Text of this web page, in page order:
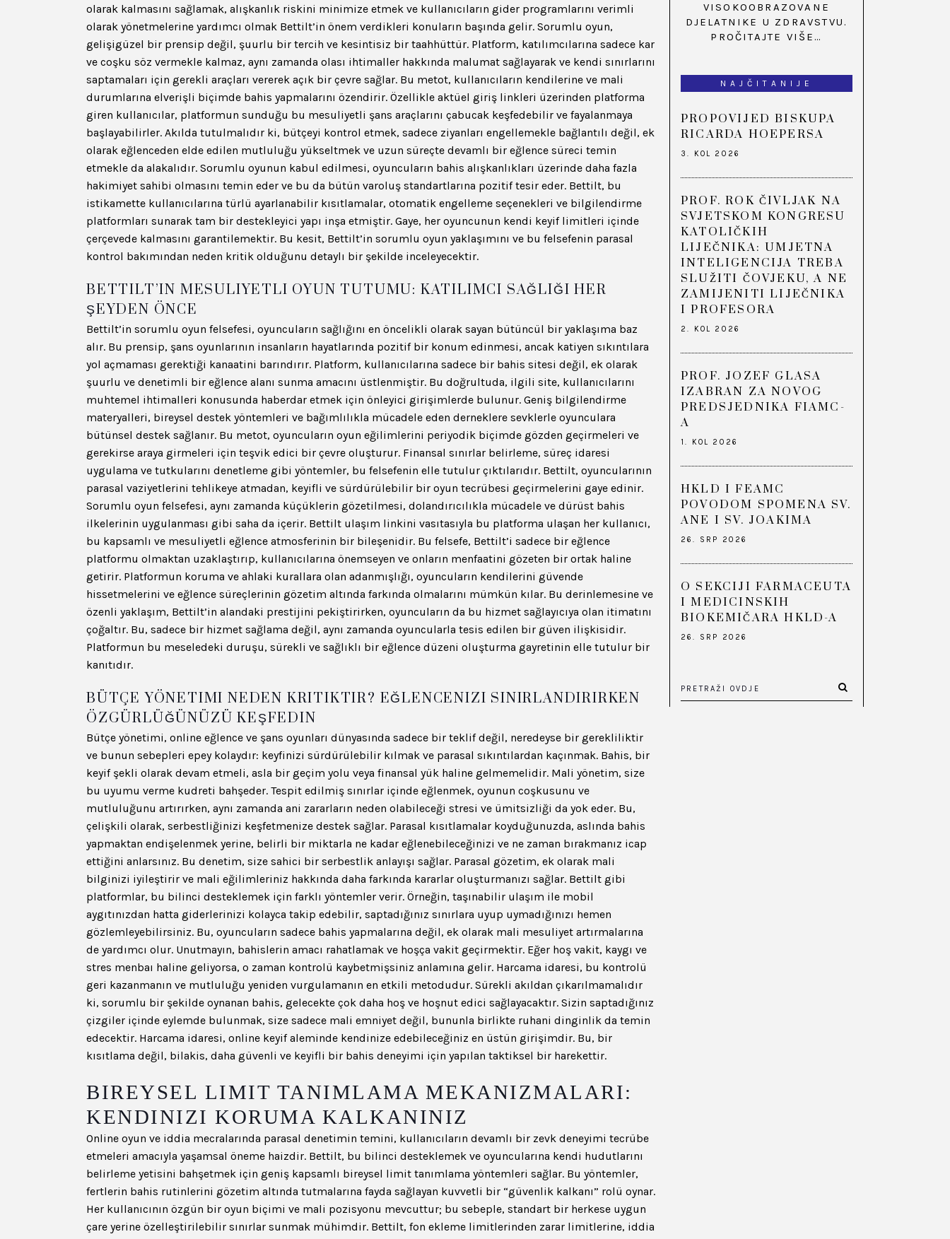
olarak kalmasını sağlamak, alışkanlık riskini minimize etmek ve kullanıcıların gider programlarını verimli
olarak yönetmelerine yardımcı olmak Bettilt’in önem verdikleri konuların başında gelir. Sorumlu oyun,
gelişigüzel bir prensip değil, şuurlu bir tercih ve kesintisiz bir taahhüttür. Platform, katılımcılarına sadece kar
ve coşku söz vermekle kalmaz, aynı zamanda olası ihtimaller hakkında malumat sağlayarak ve kendi sınırlarını
saptamaları için gerekli araçları vererek açık bir çevre sağlar. Bu metot, kullanıcıların kendilerine ve mali
durumlarına elverişli biçimde bahis yapmalarını özendirir. Özellikle aktüel giriş linkleri üzerinden platforma
giren kullanıcılar, platformun sunduğu bu mesuliyetli şans araçlarını çabucak keşfedebilir ve fayalanmaya
başlayabilirler. Akılda tutulmalıdır ki, bütçeyi kontrol etmek, sadece ziyanları engellemekle bağlantılı değil, ek
olarak eğlenceden elde edilen mutluluğu yükseltmek ve uzun süreçte devamlı bir eğlence süreci temin
etmekle da alakalıdır. Sorumlu oyunun kabul edilmesi, oyuncuların bahis alışkanlıkları üzerinde daha fazla
hakimiyet sahibi olmasını temin eder ve bu da bütün varoluş standartlarına pozitif tesir eder. Bettilt, bu
istikamette kullanıcılarına türlü ayarlanabilir kısıtlamalar, otomatik engelleme seçenekleri ve bilgilendirme
platformları sunarak tam bir destekleyici yapı inşa etmiştir. Gaye, her oyuncunun kendi keyif limitleri içinde
çerçevede kalmasını garantilemektir. Bu kesit, Bettilt’in sorumlu oyun yaklaşımını ve bu felsefenin parasal
kontrol bakımından neden kritik olduğunu detaylı bir şekilde inceleyecektir.
BETTILT’IN MESULIYETLI OYUN TUTUMU: KATILIMCI SAĞLIĞI HER
ŞEYDEN ÖNCE
Bettilt’in sorumlu oyun felsefesi, oyuncuların sağlığını en öncelikli olarak sayan bütüncül bir yaklaşıma baz
alır. Bu prensip, şans oyunlarının insanların hayatlarında pozitif bir konum edinmesi, ancak katiyen sıkıntılara
yol açmaması gerektiği kanaatini barındırır. Platform, kullanıcılarına sadece bir bahis sitesi değil, ek olarak
şuurlu ve denetimli bir eğlence alanı sunma amacını üstlenmiştir. Bu doğrultuda, ilgili site, kullanıcılarını
muhtemel ihtimalleri konusunda haberdar etmek için önleyici girişimlerde bulunur. Geniş bilgilendirme
materyalleri, bireysel destek yöntemleri ve bağımlılıkla mücadele eden derneklere sevklerle oyunculara
bütünsel destek sağlanır. Bu metot, oyuncuların oyun eğilimlerini periyodik biçimde gözden geçirmeleri ve
gerekirse araya girmeleri için teşvik edici bir çevre oluşturur. Finansal sınırlar belirleme, süreç idaresi
uygulama ve tutkularını denetleme gibi yöntemler, bu felsefenin elle tutulur çıktılarıdır. Bettilt, oyuncularının
parasal vaziyetlerini tehlikeye atmadan, keyifli ve sürdürülebilir bir oyun tecrübesi geçirmelerini gaye edinir.
Sorumlu oyun felsefesi, aynı zamanda küçüklerin gözetilmesi, dolandırıcılıkla mücadele ve dürüst bahis
ilkelerinin uygulanması gibi saha da içerir. Bettilt ulaşım linkini vasıtasıyla bu platforma ulaşan her kullanıcı,
bu kapsamlı ve mesuliyetli eğlence atmosferinin bir bileşenidir. Bu felsefe, Bettilt’i sadece bir eğlence
platformu olmaktan uzaklaştırıp, kullanıcılarına önemseyen ve onların menfaatini gözeten bir ortak haline
getirir. Platformun koruma ve ahlaki kurallara olan adanmışlığı, oyuncuların kendilerini güvende
hissetmelerini ve eğlence süreçlerinin gözetim altında farkında olmalarını mümkün kılar. Bu derinlemesine ve
özenli yaklaşım, Bettilt’in alandaki prestijini pekiştirirken, oyuncuların da bu hizmet sağlayıcıya olan itimatını
çoğaltır. Bu, sadece bir hizmet sağlama değil, aynı zamanda oyuncularla tesis edilen bir güven ilişkisidir.
Platformun bu meseledeki duruşu, sürekli ve sağlıklı bir eğlence düzeni oluşturma gayretinin elle tutulur bir
kanıtıdır.
BÜTÇE YÖNETIMI NEDEN KRITIKTIR? EĞLENCENIZI SINIRLANDIRIRKEN
ÖZGÜRLÜĞÜNÜZÜ KEŞFEDIN
Bütçe yönetimi, online eğlence ve şans oyunları dünyasında sadece bir teklif değil, neredeyse bir gerekliliktir
ve bunun sebepleri epey kolaydır: keyfinizi sürdürülebilir kılmak ve parasal sıkıntılardan kaçınmak. Bahis, bir
keyif şekli olarak devam etmeli, asla bir geçim yolu veya finansal yük haline gelmemelidir. Mali yönetim, size
bu uyumu verme kudreti bahşeder. Tespit edilmiş sınırlar içinde eğlenmek, oyunun coşkusunu ve
mutluluğunu artırırken, aynı zamanda ani zararların neden olabileceği stresi ve ümitsizliği da yok eder. Bu,
çelişkili olarak, serbestliğinizi keşfetmenize destek sağlar. Parasal kısıtlamalar koyduğunuzda, aslında bahis
yapmaktan endişelenmek yerine, belirli bir miktarla ne kadar eğlenebileceğinizi ve ne zaman bırakmanız icap
ettiğini anlarsınız. Bu denetim, size sahici bir serbestlik anlayışı sağlar. Parasal gözetim, ek olarak mali
bilginizi iyileştirir ve mali eğilimleriniz hakkında daha farkında kararlar oluşturmanızı sağlar. Bettilt gibi
platformlar, bu bilinci desteklemek için farklı yöntemler verir. Örneğin, taşınabilir ulaşım ile mobil
aygıtınızdan hatta giderlerinizi kolayca takip edebilir, saptadığınız sınırlara uyup uymadığınızı hemen
gözlemleyebilirsiniz. Bu, oyuncuların sadece bahis yapmalarına değil, ek olarak mali mesuliyet artırmalarına
de yardımcı olur. Unutmayın, bahislerin amacı rahatlamak ve hoşça vakit geçirmektir. Eğer hoş vakit, kaygı ve
stres menbaı haline geliyorsa, o zaman kontrolü kaybetmişsiniz anlamına gelir. Harcama idaresi, bu kontrolü
geri kazanmanın ve mutluluğu yeniden vurgulamanın en etkili metodudur. Sürekli akıldan çıkarılmamalıdır
ki, sorumlu bir şekilde oynanan bahis, gelecekte çok daha hoş ve hoşnut edici sağlayacaktır. Sizin saptadığınız
çizgiler içinde eylemde bulunmak, size sadece mali emniyet değil, bununla birlikte ruhani dinginlik da temin
edecektir. Harcama idaresi, online keyif aleminde kendinize edebileceğiniz en üstün girişimdir. Bu, bir
kısıtlama değil, bilakis, daha güvenli ve keyifli bir bahis deneyimi için yapılan taktiksel bir harekettir.
BIREYSEL LIMIT TANIMLAMA MEKANIZMALARI:
KENDINIZI KORUMA KALKANINIZ
Online oyun ve iddia mecralarında parasal denetimin temini, kullanıcıların devamlı bir zevk deneyimi tecrübe
etmeleri amacıyla yaşamsal öneme haizdir. Bettilt, bu bilinci desteklemek ve oyuncularına kendi hudutlarını
belirleme yetisini bahşetmek için geniş kapsamlı bireysel limit tanımlama yöntemleri sağlar. Bu yöntemler,
fertlerin bahis rutinlerini gözetim altında tutmalarına fayda sağlayan kuvvetli bir “güvenlik kalkanı” rolü oynar.
Her kullanıcının özgün bir oyun biçimi ve mali pozisyonu mevcuttur; bu sebeple, standart bir herkese uygun
çare yerine özelleştirilebilir sınırlar sunmak mühimdir. Bettilt, fon ekleme limitlerinden zarar limitlerine, iddia
VISOKOOBRAZOVANE
DJELATNIKE U ZDRAVSTVU.
PROČITAJTE VIŠE…
NAJČITANIJE
PROPOVIJED BISKUPA
RICARDA HOEPERSA
3. KOL 2026
PROF. ROK ČIVLJAK NA
SVJETSKOM KONGRESU
KATOLIČKIH
LIJEČNIKA: UMJETNA
INTELIGENCIJA TREBA
SLUŽITI ČOVJEKU, A NE
ZAMIJENITI LIJEČNIKA
I PROFESORA
2. KOL 2026
PROF. JOZEF GLASA
IZABRAN ZA NOVOG
PREDSJEDNIKA FIAMC-
A
1. KOL 2026
HKLD I FEAMC
POVODOM SPOMENA SV.
ANE I SV. JOAKIMA
26. SRP 2026
O SEKCIJI FARMACEUTA
I MEDICINSKIH
BIOKEMIČARA HKLD-A
26. SRP 2026